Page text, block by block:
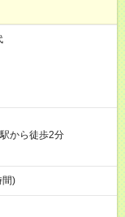
から徒歩2分
)